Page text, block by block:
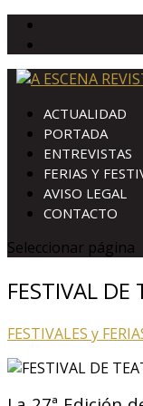
ACTUALIDAD
PORTADA
ENTREVISTAS
FERIAS Y
AVISO LEGAL
CONTACTO
Seleccionar página
FESTIVAL DE
FESTIVALES y